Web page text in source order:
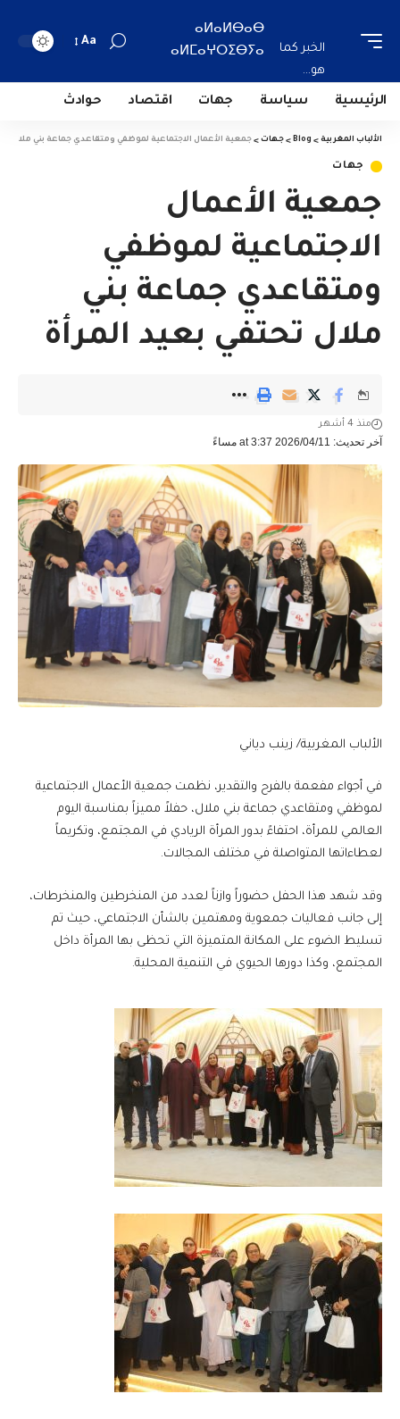
الخبر كما
هو...
ⴰⵍⴰⵍⴱⴰⴱ
ⴰⵍⵎⴰⵖⵔⵉⴱⵢⴰ
Aa
الرئيسية سياسة جهات اقتصاد حوادث
الألباب المغربية >
Blog
> جهات > جمعية الأعمال الاجتماعية لموظفي ومتقاعدي جماعة بني ملال
جهات
جمعية الأعمال
الاجتماعية لموظفي
ومتقاعدي جماعة بني
ملال تحتفي بعيد المرأة
آخر تحديث: 2026/04/11 at 3:37 مساءً
منذ 4 أشهر
الألباب المغربية/ زينب دياني
في أجواء مفعمة بالفرح والتقدير، نظمت جمعية الأعمال الاجتماعية
لموظفي ومتقاعدي جماعة بني ملال، حفلاً مميزاً بمناسبة اليوم
العالمي للمرأة، احتفاءً بدور المرأة الريادي في المجتمع، وتكريماً
لعطاءاتها المتواصلة في مختلف المجالات.
وقد شهد هذا الحفل حضوراً وازناً لعدد من المنخرطين والمنخرطات،
إلى جانب فعاليات جمعوية ومهتمين بالشأن الاجتماعي، حيث تم
تسليط الضوء على المكانة المتميزة التي تحظى بها المرأة داخل
المجتمع، وكذا دورها الحيوي في التنمية المحلية.